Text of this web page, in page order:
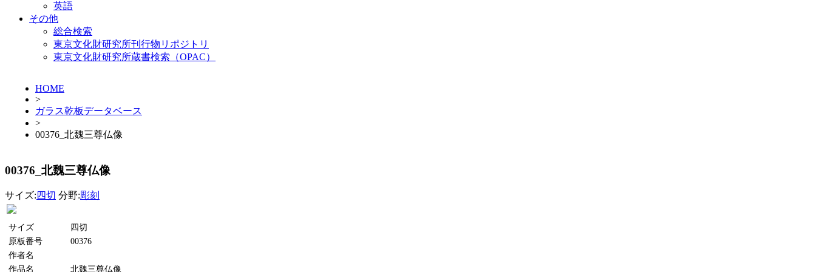
英語
その他
総合検索
東京文化財研究所刊行物リポジトリ
東京文化財研究所蔵書検索（OPAC）
HOME
>
ガラス乾板データベース
>
00376_北魏三尊仏像
00376_北魏三尊仏像
サイズ: 四切 分野:彫刻
サイズ
四切
原板番号
00376
作者名
作品名
北魏三尊仏像